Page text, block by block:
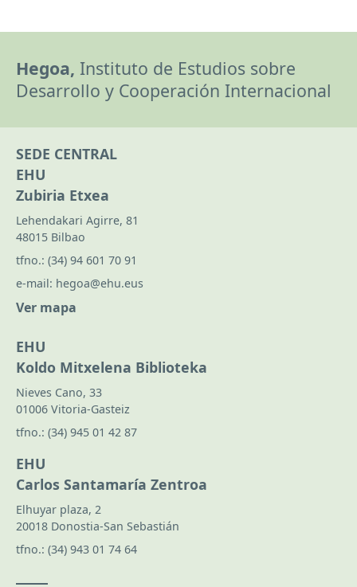
Hegoa, Instituto de Estudios sobre
Desarrollo y Cooperación Internacional
SEDE CENTRAL
EHU
Zubiria Etxea
Lehendakari Agirre, 81
48015 Bilbao
tfno.: (34) 94 601 70 91
e-mail: hegoa@ehu.eus
Ver mapa
EHU
Koldo Mitxelena Biblioteka
Nieves Cano, 33
01006 Vitoria-Gasteiz
tfno.: (34) 945 01 42 87
EHU
Carlos Santamaría Zentroa
Elhuyar plaza, 2
20018 Donostia-San Sebastián
tfno.: (34) 943 01 74 64